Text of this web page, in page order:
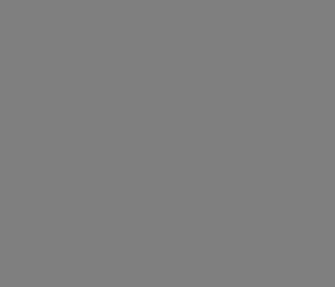
met een gestructureerde midi-